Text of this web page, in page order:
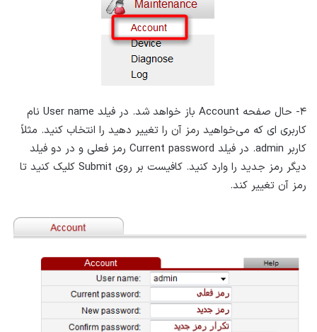
۴- حال صفحه Account باز خواهد شد. در فیلد User name نام
کاربری ای که می‌خواهید رمز آن را تغییر دهید را انتخاب کنید. مثلاً
کاربر admin. در فیلد Current password رمز فعلی و در دو فیلد
دیگر رمز جدید را وارد کنید. کافیست بر روی Submit کلیک کنید تا
رمز آن تغییر کند.